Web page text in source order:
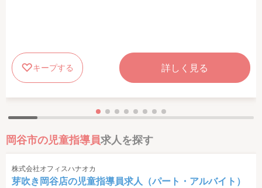
キープする 詳しく見る
岡谷市の児童指導員求人を探す
株式会社オフィスハナオカ
芽吹き岡谷店の児童指導員求人（パート・アルバイト）